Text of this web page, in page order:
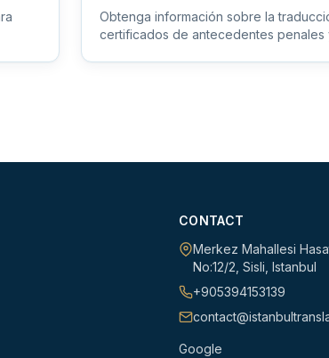
Obtenga información sobre la
certificados de antecedentes penales
CONTACT
Merkez Mahallesi
No:12/2 Sisli Istanbul
+905394153139
Google